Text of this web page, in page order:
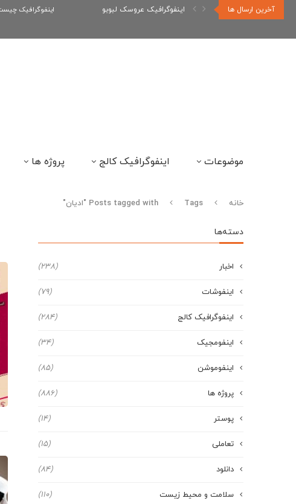
آخرین ارسال ها اینفوگرافیک عروسک لبوبو اینفوگرافیک
موضوعات اینفوگرافیک کالج پروژه ها
خانه Tags Posts tagged with "ادیان"
دسته‌ها
اخبار (238)
اینفوشات (79)
اینفوگرافیک کالج (284)
اینفومجیک (34)
اینفوموشن (85)
پروژه ها (886)
پوستر (14)
تعاملی (15)
دانلود (84)
سلامت و محیط زیست (110)